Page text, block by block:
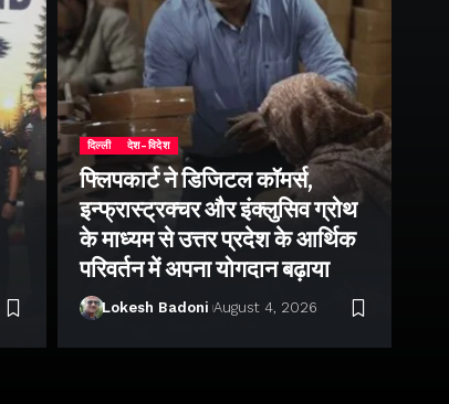
दिल्ली देश-विदेश
फ्लिपकार्ट ने डिजिटल कॉमर्स,
इन्फ्रास्ट्रक्चर और इंक्लुसिव ग्रोथ
के माध्यम से उत्तर प्रदेश के आर्थिक
परिवर्तन में अपना योगदान बढ़ाया
Lokesh Badoni August 4, 2026